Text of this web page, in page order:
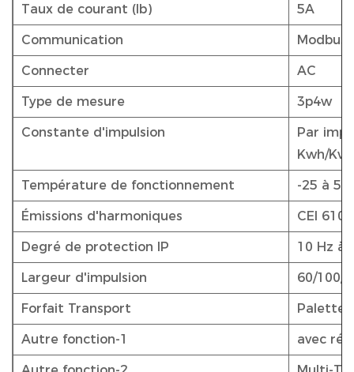
Taux de courant (Ib) 5A
Communication Modbus
Connecter AC
Type de mesure 3p4w
Constante d'impulsion
Par
Kwh/
Température de fonctionnement -25 à
Émissions d'harmoniques CEI
Degré de protection IP 10 Hz à
Largeur d'impulsion 60/100/
Forfait Transport
Autre fonction-1 avec